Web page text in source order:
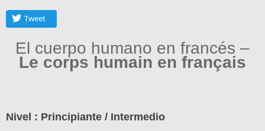
Tweet
El cuerpo humano en francés –
Le corps humain en français
Nivel : Principiante / Intermedio